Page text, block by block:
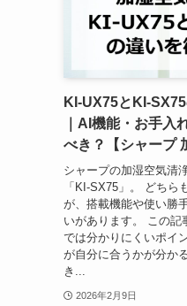
KI-UX75とKI-
｜AI機能・お手入
べき？【シャープ
シャープの加湿空気清
「KI-SX75」。 どちら
が、搭載機能や使い勝
いがあります。 この記
では分かりにくいポイ
が自分に合うかが分か
き...
2026年2月9日